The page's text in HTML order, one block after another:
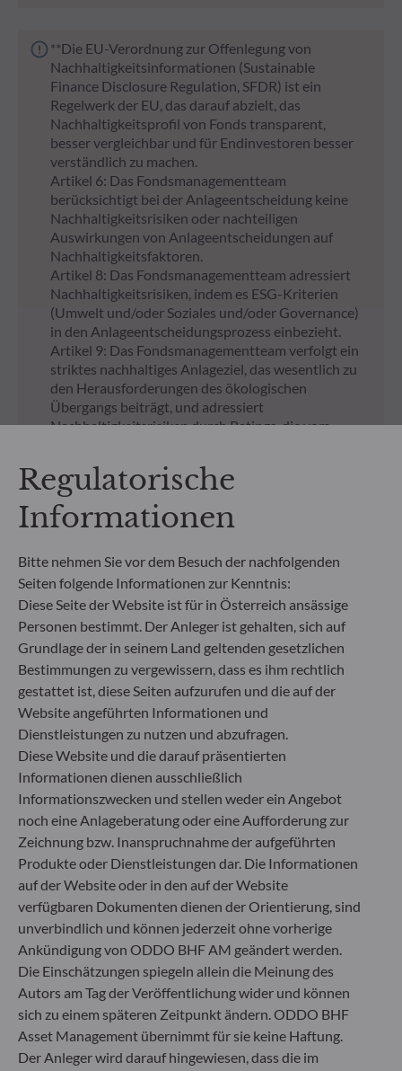
**Die EU-Verordnung zur Offenlegung von
Nachhaltigkeitsinformationen (Sustainable
Finance Disclosure Regulation, SFDR) ist ein
Regelwerk der EU, das darauf abzielt, das
Nachhaltigkeitsprofil von Fonds transparent,
besser vergleichbar und für Endinvestoren besser
verständlich zu machen.
Artikel 6: Das Fondsmanagementteam
berücksichtigt bei der Anlageentscheidung keine
Nachhaltigkeitsrisiken oder nachteiligen
Auswirkungen von Anlageentscheidungen auf
Nachhaltigkeitsfaktoren.
Artikel 8: Das Fondsmanagementteam adressiert
Nachhaltigkeitsrisiken, indem es ESG-Kriterien
(Umwelt und/oder Soziales und/oder Governance)
in den Anlageentscheidungsprozess einbezieht.
Artikel 9: Das Fondsmanagementteam verfolgt ein
striktes nachhaltiges Anlageziel, das wesentlich zu
den Herausforderungen des ökologischen
Übergangs beiträgt, und adressiert
Nachhaltigkeitsrisiken durch Ratings, die vom
Verwaltungsgesellschaft bereitgestellt werden.
NICHT GEZEICHNETE ANTEILKLASSEN
Unterlagen zu nicht
gezeichneten Anteilen an
unseren Fonds
Alle Dokumente
Regulatorische
Informationen
Bitte nehmen Sie vor dem Besuch der nachfolgenden
Seiten folgende Informationen zur Kenntnis:
Diese Seite der Website ist für in Österreich ansässige
Personen bestimmt. Der Anleger ist gehalten, sich auf
Grundlage der in seinem Land geltenden gesetzlichen
Bestimmungen zu vergewissern, dass es ihm rechtlich
gestattet ist, diese Seiten aufzurufen und die auf der
Website angeführten Informationen und
Dienstleistungen zu nutzen und abzufragen.
Diese Website und die darauf präsentierten
Informationen dienen ausschließlich
Informationszwecken und stellen weder ein Angebot
noch eine Anlageberatung oder eine Aufforderung zur
Zeichnung bzw. Inanspruchnahme der aufgeführten
Produkte oder Dienstleistungen dar. Die Informationen
auf der Website oder in den auf der Website
verfügbaren Dokumenten dienen der Orientierung, sind
unverbindlich und können jederzeit ohne vorherige
Ankündigung von ODDO BHF AM geändert werden.
Die Einschätzungen spiegeln allein die Meinung des
Autors am Tag der Veröffentlichung wider und können
sich zu einem späteren Zeitpunkt ändern. ODDO BHF
Asset Management übernimmt für sie keine Haftung.
Der Anleger wird darauf hingewiesen, dass die im